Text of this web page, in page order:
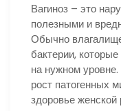
Вагиноз – это
полезными и
Обычно
бактерии,
на нужном
рост патогенных
здоровье